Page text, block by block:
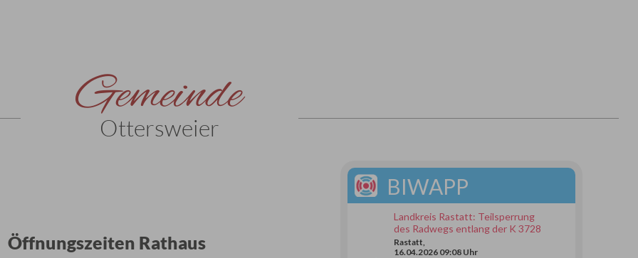
Gemeinde
Ottersweier
Öffnungszeiten Rathaus
BIWAPP
Landkreis Rastatt: Teilsperrung
des Radwegs entlang der K 3728
Rastatt,
16.04.2026 09:08 Uhr